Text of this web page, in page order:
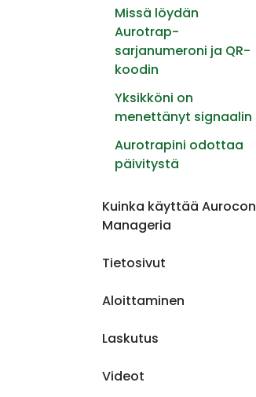
Missä löydän
Aurotrap-
sarjanumeroni ja QR-
koodin
Yksikköni on
menettänyt signaalin
Aurotrapini odottaa
päivitystä
Kuinka käyttää Aurocon
Manageria
Tietosivut
Aloittaminen
Laskutus
Videot